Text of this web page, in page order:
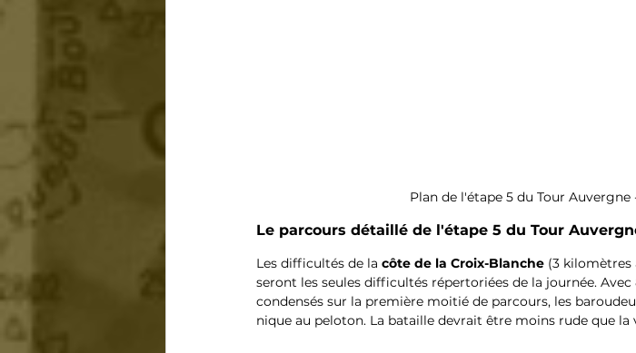
Plan de l'étape 5 du Tour Auvergne
Le parcours détaillé de l'étape 5 du Tour
Les difficultés de la côte de la Croix-Blanche (3 kilomètres
seront les seules difficultés répertoriées de la journée.
condensés sur la première moitié de parcours, les
nique au peloton. La bataille devrait être moins rude que